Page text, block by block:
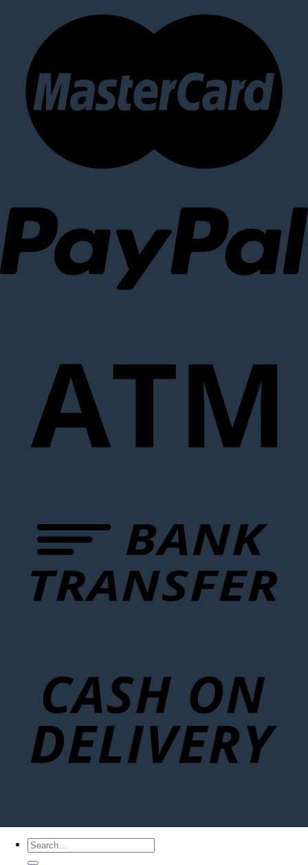
Search